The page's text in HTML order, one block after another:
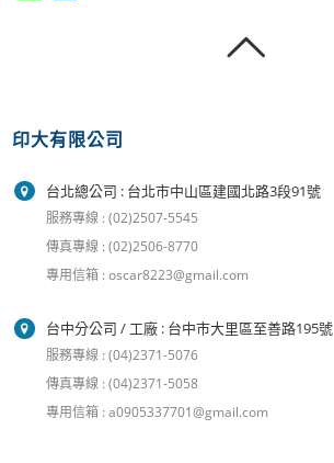
印大有限公司
台北總公司 : 台北市中山區建國北路3段91號
服務專線 : (02)2507-5545
傳真專線 : (02)2506-8770
專用信箱 : oscar8223@gmail.com
台中分公司 / 工廠 : 台中市大里區至善路195號
服務專線 : (04)2371-5076
傳真專線 : (04)2371-5058
專用信箱 : a0905337701@gmail.com